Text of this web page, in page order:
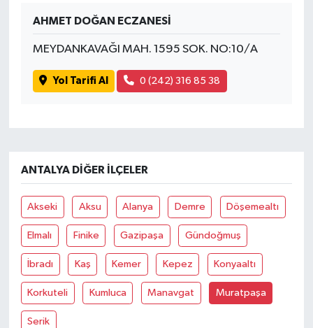
AHMET DOĞAN ECZANESİ
MEYDANKAVAĞI MAH. 1595 SOK. NO:10/A
Yol Tarifi Al 0 (242) 316 85 38
ANTALYA DIĞER İLÇELER
Akseki Aksu Alanya Demre Döşemealtı
Elmalı Finike Gazipaşa Gündoğmuş
İbradı Kaş Kemer Kepez Konyaaltı
Korkuteli Kumluca Manavgat Muratpaşa
Serik